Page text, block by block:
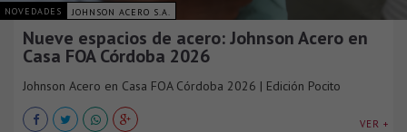
NOVEDADES JOHNSON ACERO S.A.
Nueve espacios de acero: Johnson Acero en
Casa FOA Córdoba 2026
Johnson Acero en Casa FOA Córdoba 2026 | Edición Pocito
VER +